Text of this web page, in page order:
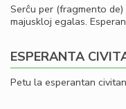
Serĉu per (fragmento
majuskloj egalas.
ESPERANTA
Petu la esperantan